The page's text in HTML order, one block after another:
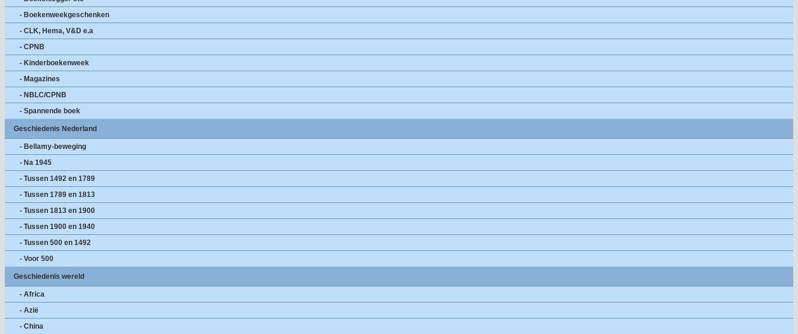
- Boekenweekgeschenken
- CLK, Hema, V&D e.a
- CPNB
- Kinderboekenweek
- Magazines
- NBLC/CPNB
- Spannende boek
Geschiedenis Nederland
- Bellamy-beweging
- Na 1945
- Tussen 1492 en 1789
- Tussen 1789 en 1813
- Tussen 1813 en 1900
- Tussen 1900 en 1940
- Tussen 500 en 1492
- Voor 500
Geschiedenis wereld
- Africa
- Azië
- China